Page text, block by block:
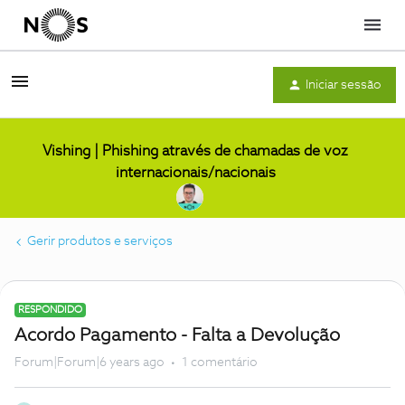
Menu
Iniciar sessão
Vishing | Phishing através de chamadas de voz
internacionais/nacionais
Gerir produtos e serviços
RESPONDIDO
Acordo Pagamento - Falta a Devolução
Forum|Forum|6 years ago 1 comentário